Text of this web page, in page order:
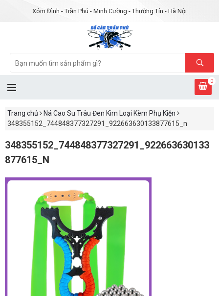
Xóm Đình - Trần Phú - Minh Cường - Thường Tín - Hà Nội
0
Trang chủ
Ná Cao Su Trâu Đen Kim Loại Kèm Phụ Kiện
348355152_744848377327291_922663630133877615_n
348355152_744848377327291_922663630133
877615_N